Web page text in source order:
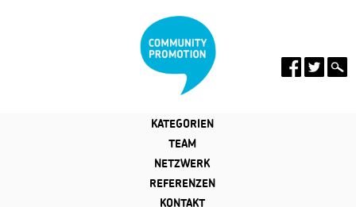
KATEGORIEN
TEAM
NETZWERK
REFERENZEN
KONTAKT